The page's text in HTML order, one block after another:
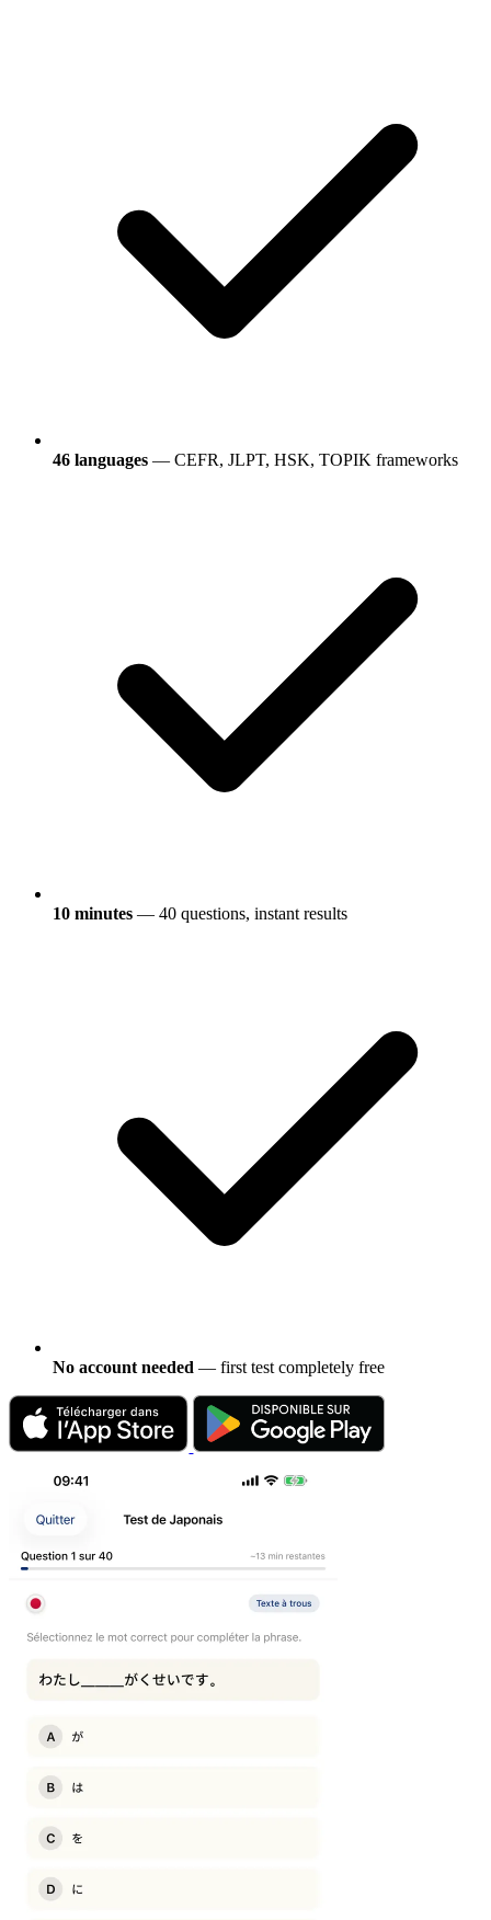
46 languages — CEFR, JLPT, HSK, TOPIK frameworks
10 minutes — 40 questions, instant results
No account needed — first test completely free